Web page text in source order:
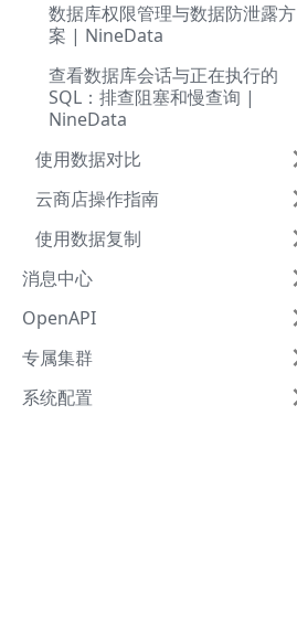
数据库权限管理与数据防泄露方
案 | NineData
查看数据库会话与正在执行的
SQL：排查阻塞和慢查询 |
NineData
使用数据对比
云商店操作指南
使用数据复制
消息中心
OpenAPI
专属集群
系统配置